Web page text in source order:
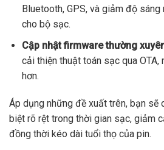
Bluetooth, GPS, và giảm độ
cho bộ sạc.
Cập nhật firmware thường
cải thiện thuật toán sạc qua OTA,
hơn.
Áp dụng những đề xuất trên, bạn sẽ
biệt rõ rệt trong thời gian sạc, giảm
đồng thời kéo dài tuổi thọ của pin.